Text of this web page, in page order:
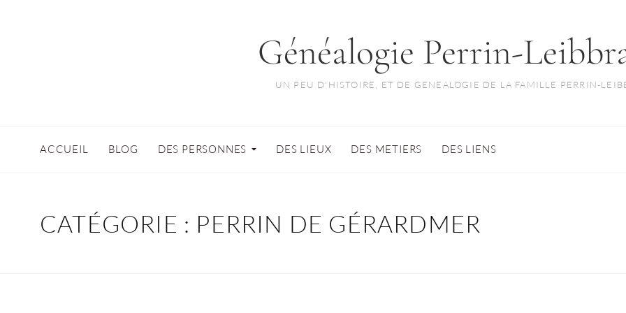
Généalogie Perrin-
UN PEU D'HISTOIRE, ET DE GENEALOGIE DE LA FAMILLE PERRIN-
ACCUEIL BLOG DES PERSONNES DES LIEUX DES METIERS DES LIENS
CATÉGORIE : PERRIN DE GÉRARDMER